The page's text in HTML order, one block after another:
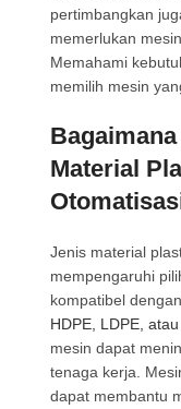
pertimbangkan
memerlukan
Memahami
memilih mesin
Material
Jenis material
mempengaruhi
kompatibel
HDPE, LDPE, atau
mesin dapat
tenaga kerja.
dapat membantu